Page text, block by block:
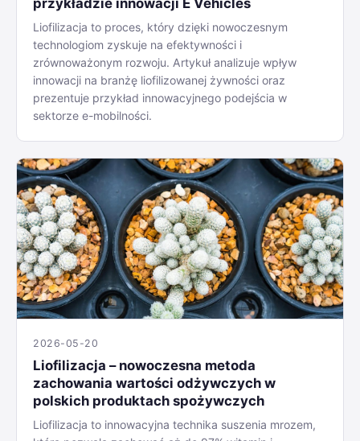
Liofilizacja to proces, który dzięki nowoczesnym
technologiom zyskuje na efektywności i
zrównoważonym rozwoju. Artykuł analizuje wpływ
innowacji na branżę liofilizowanej żywności oraz
prezentuje przykład innowacyjnego podejścia w
sektorze e-mobilności.
2026-05-20
Liofilizacja – nowoczesna metoda
zachowania wartości odżywczych w
polskich produktach spożywczych
Liofilizacja to innowacyjna technika suszenia mrozem,